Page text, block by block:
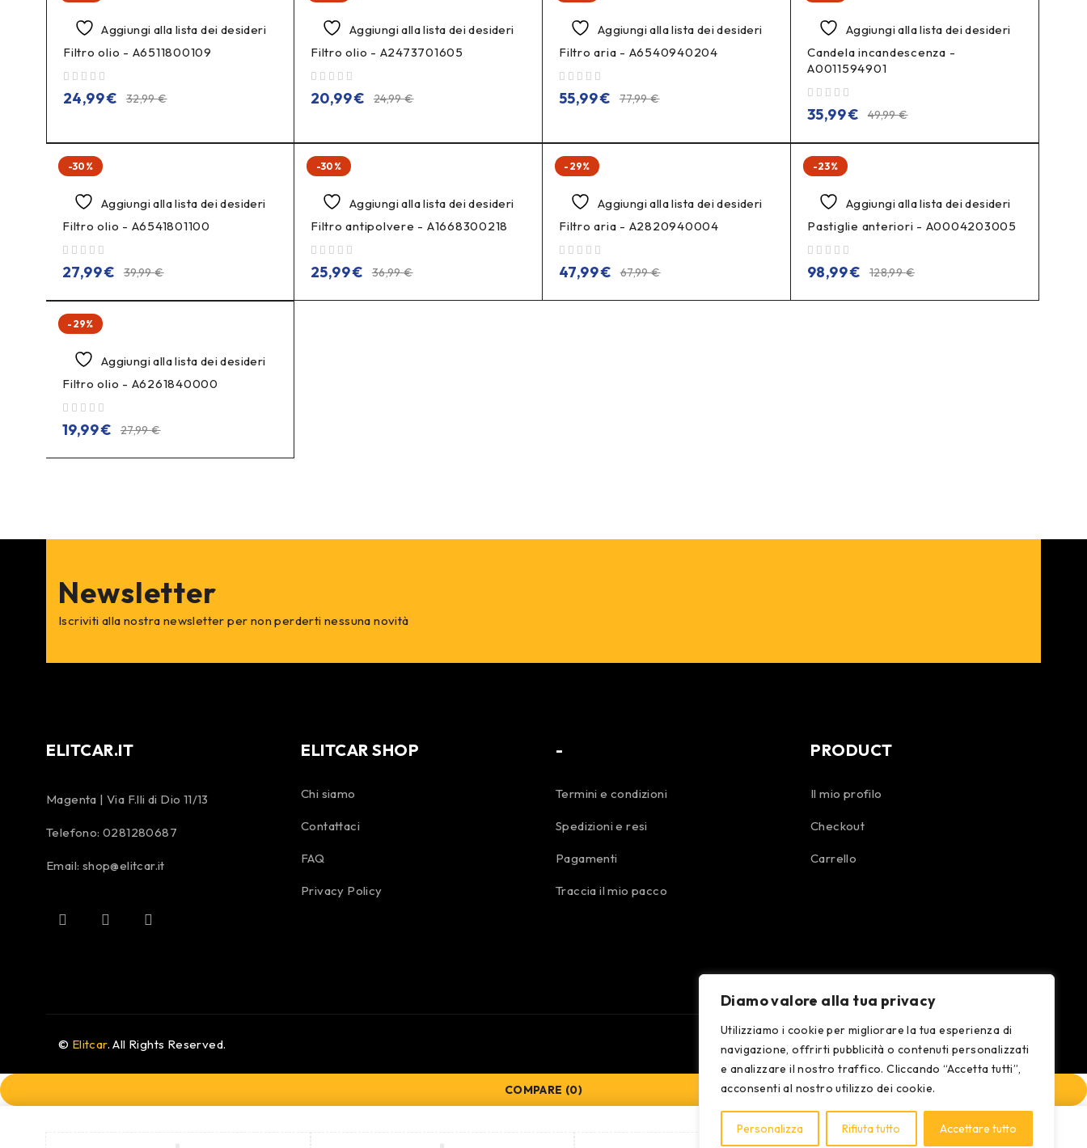
Diamo valore alla tua privacy
Utilizziamo i cookie per migliorare la tua esperienza di
navigazione, offrirti pubblicità o contenuti personalizzati
e analizzare il nostro traffico. Cliccando “Accetta tutti”,
acconsenti al nostro utilizzo dei cookie.
Personalizza Rifiuta tutto Accettare tutto
Aggiungi alla lista dei desideri
Filtro olio - A6511800109
32,99€
24,99€
Aggiungi alla lista dei desideri
Filtro olio - A2473701605
24,99€
20,99€
Aggiungi alla lista dei desideri
Filtro aria - A6540940204
77,99€
55,99€
Aggiungi alla lista dei desideri
Candela incandescenza -
A0011594901
49,99€
35,99€
-30%
Aggiungi alla lista dei desideri
Filtro olio - A6541801100
39,99€
27,99€
-30%
Aggiungi alla lista dei desideri
Filtro antipolvere - A1668300218
36,99€
25,99€
-29%
Aggiungi alla lista dei desideri
Filtro aria - A2820940004
67,99€
47,99€
-23%
Aggiungi alla lista dei desideri
Pastiglie anteriori - A0004203005
128,99€
98,99€
-29%
Aggiungi alla lista dei desideri
Filtro olio - A6261840000
27,99€
19,99€
Newsletter
Iscriviti alla nostra newsletter per non perderti nessuna novità
ELITCAR.IT
Magenta | Via F.lli di Dio 11/13
Telefono:0281280687
Email: shop@elitcar.it
ELITCAR SHOP
Chi siamo
Contattaci
FAQ
Privacy Policy
-
Termini e condizioni
Spedizioni e resi
Pagamenti
Traccia il mio pacco
PRODUCT
Il mio profilo
Checkout
Carrello
© Elitcar. All Rights Reserved.
COMPARE (0)
COMPARE